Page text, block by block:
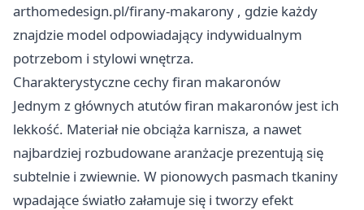
arthomedesign.pl/firany-makarony , gdzie każdy
znajdzie model odpowiadający indywidualnym
potrzebom i stylowi wnętrza.
Charakterystyczne cechy firan makaronów
Jednym z głównych atutów firan makaronów jest ich
lekkość. Materiał nie obciąża karnisza, a nawet
najbardziej rozbudowane aranżacje prezentują się
subtelnie i zwiewnie. W pionowych pasmach tkaniny
wpadające światło załamuje się i tworzy efekt